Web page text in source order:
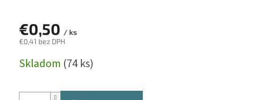
€0,50 / ks
€0,41 bez DPH
cena:
Skladom (74 ks)